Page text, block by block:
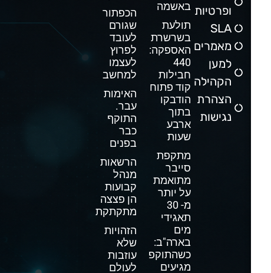
ופרטיות
SLA
מאמרים
למען
הקהילה
הצהרת
נגישות
באשמה
תולעת
בשרשרת
האספקה:
440
חבילות
קוד פתוח
הודבקו
בתוך
ארבע
שעות
מתקפת
סייבר
מתואמת
על יותר
מ- 30
תאגידי
מים
בארה"ב:
כשהתוקפים
מגיעים
הכפתור
שגורם
לעובד
לפרוץ
לעצמו
למחשב
האימות
עבר.
התוקף
כבר
בפנים
הרשאות
מנהל
קבועות
הן פצצה
מתקתקת
הזהויות
שלא
עוזבות
לעולם